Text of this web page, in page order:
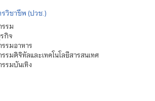
วิชาชีพ (ปวช.)
รรม
กิจ
รมอาหาร
รมดิจิทัลและเทคโนโลยีสารสนเทศ
รมบันเทิง